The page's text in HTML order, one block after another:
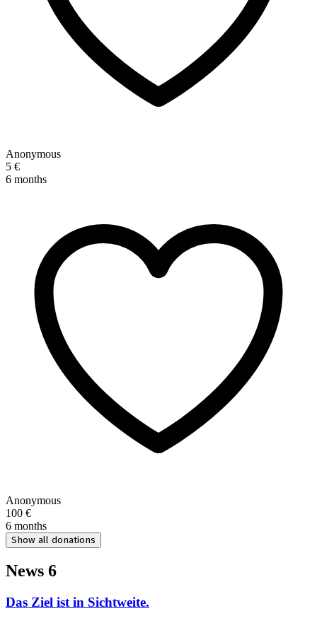
Anonymous
5 €
6 months
Anonymous
100 €
6 months
Show all donations
News 6
Das Ziel ist in Sichtweite.